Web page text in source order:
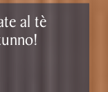
al tè